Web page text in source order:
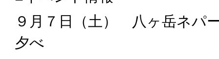
９月７日（土） 八ヶ岳ネパ
夕べ